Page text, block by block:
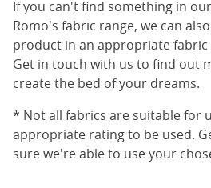
If you can't find something in
Romo's fabric range, we can
product in an appropriate
Get in touch with us to find out
create the bed of your dreams.
* Not all fabrics are suitable for
appropriate rating to be used.
sure we're able to use your